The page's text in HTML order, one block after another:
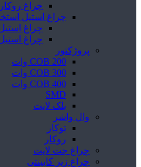
چراغ
چراغ استیل
چراغ
چراغ
پروژکتور
COB 200 وات
COB 300 وات
COB 400 وات
SMD
بلک لایت
وال واشر
توکار
روکار
چراغ جت لایت
چراغ زیر کابینتی